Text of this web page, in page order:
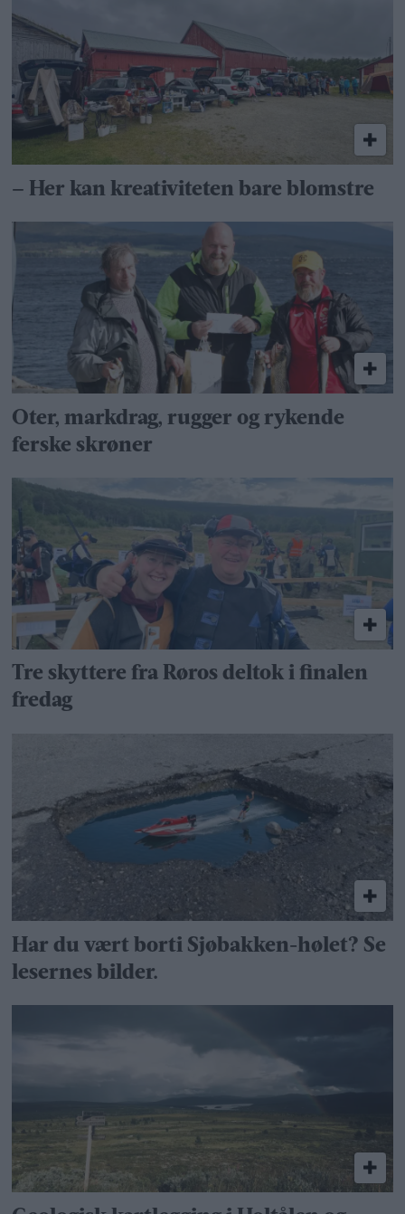
– Her kan kreativiteten bare blomstre
Oter, markdrag, rugger og rykende
ferske skrøner
Tre skyttere fra Røros deltok i finalen
fredag
Har du vært borti Sjøbakken-hølet? Se
lesernes bilder.